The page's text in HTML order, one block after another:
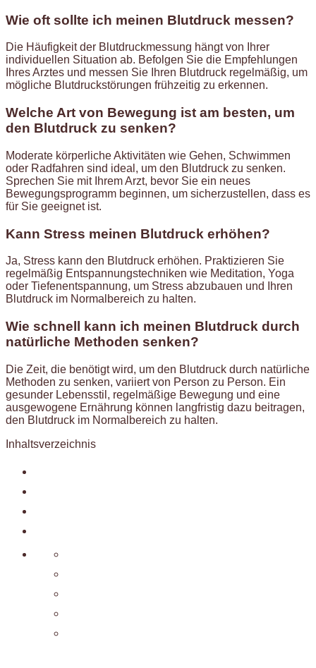
Wie oft sollte ich meinen Blutdruck messen?
Die Häufigkeit der Blutdruckmessung hängt von Ihrer
individuellen Situation ab. Befolgen Sie die Empfehlungen
Ihres Arztes und messen Sie Ihren Blutdruck regelmäßig, um
mögliche Blutdruckstörungen frühzeitig zu erkennen.
Welche Art von Bewegung ist am besten, um
den Blutdruck zu senken?
Moderate körperliche Aktivitäten wie Gehen, Schwimmen
oder Radfahren sind ideal, um den Blutdruck zu senken.
Sprechen Sie mit Ihrem Arzt, bevor Sie ein neues
Bewegungsprogramm beginnen, um sicherzustellen, dass es
für Sie geeignet ist.
Kann Stress meinen Blutdruck erhöhen?
Ja, Stress kann den Blutdruck erhöhen. Praktizieren Sie
regelmäßig Entspannungstechniken wie Meditation, Yoga
oder Tiefenentspannung, um Stress abzubauen und Ihren
Blutdruck im Normalbereich zu halten.
Wie schnell kann ich meinen Blutdruck durch
natürliche Methoden senken?
Die Zeit, die benötigt wird, um den Blutdruck durch natürliche
Methoden zu senken, variiert von Person zu Person. Ein
gesunder Lebensstil, regelmäßige Bewegung und eine
ausgewogene Ernährung können langfristig dazu beitragen,
den Blutdruck im Normalbereich zu halten.
Inhaltsverzeichnis